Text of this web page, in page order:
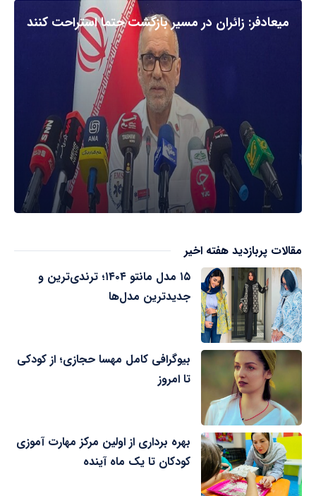
میعادفر: زائران در مسیر بازگشت حتما استراحت کنند
مقالات پربازدید هفته اخیر
۱۵ مدل مانتو ۱۴۰۴؛ ترندی‌ترین و
جدیدترین مدل‌ها
بیوگرافی کامل مهسا حجازی؛ از کودکی
تا امروز
بهره برداری از اولین مرکز مهارت آموزی
کودکان تا یک ماه آینده